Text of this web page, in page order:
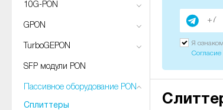
10G-PON
GPON
TurboGEPON
SFP модули PON
Пассивное оборудование PON
Сплиттеры
Я
Согласие